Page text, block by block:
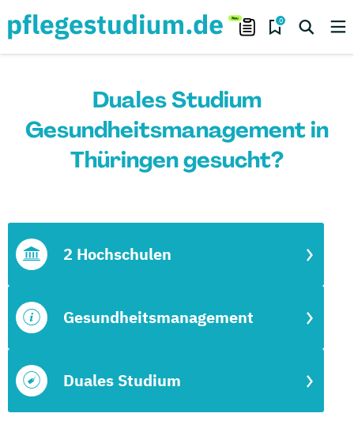
0
Duales Studium
Gesundheitsmanagement in
Thüringen gesucht?
Duales Studium
Gesundheitsmanagement
2 Hochschulen